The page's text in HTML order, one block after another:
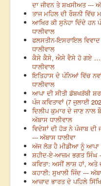
ਦਾ ਜੀਵਨ ਤੇ ਸ਼ਖਸੀਅਤ ---
ਤਾਜ ਮਹਿਲ ਦੀ ਰੌਸ਼ਨੀ ਵਿੱਚ
ਆਖਿਰ ਕੀ ਸੁਨੇਹਾ ਦਿੰਦੇ ਹਨ
ਧਾਲੀਵਾਲ
ਫਲਸਤੀਨ-ਇਸਰਾਇਲ
ਧਾਲੀਵਾਲ
ਕੈਸੇ ਕੈਸੇ, ਐਸੇ ਵੈਸੇ ਹੋ ਗਏ
ਧਾਲੀਵਾਲ
ਇਤਿਹਾਸ ਦੇ ਪੰਨਿਆਂ ਵਿੱਚ
ਧਾਲੀਵਾਲ
ਆਪਾ ਦੀ ਸੀਤੀ ਡੱਬਖੜੱਬੀ
ਪੰਜ ਕਵਿਤਾਵਾਂ (7 ਜੁਲਾਈ
ਦਿਲੀਪ ਕੁਮਾਰ ਦੇ ਜਾਣ
ਅੱਬਾਸ ਧਾਲੀਵਾਲ
ਵਿਦੇਸ਼ਾਂ ਦੀ ਹੋੜ ਨੇ ਪੰਜਾਬ
--- ਅੱਬਾਸ ਧਾਲੀਵਾ
ਅੱਜ ਲੋੜ ਹੈ ਮੀਡੀਆ ਨੂੰ ਆਪਾ
ਸ਼ਹੀਦ-ਏ-ਆਜ਼ਮ ਭਗਤ ਸਿੰਘ
ਕਵਿਤਾ: ਅਸੀਂ ਲਾਸ਼ ਹਾਂ, ਅਤੇ
ਕਹਾਣੀ: ਸੁਖਾਲੀ ਜਿੰਦ ---
ਆਜ਼ਾਦ ਭਾਰਤ ਦੇ ਪਹਿਲੇ